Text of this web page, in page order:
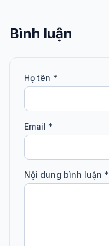
Bình luận
Họ tên *
Email *
Nội dung bình luận *